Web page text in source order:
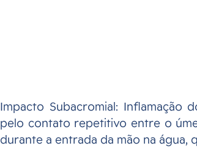
Impacto Subacromial: Inflamação
pelo contato repetitivo entre o
durante a entrada da mão na água,